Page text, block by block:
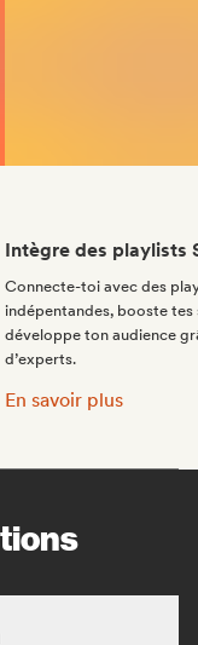
Intègre des playlists
Connecte-toi avec des
indépentandes, booste tes
développe ton audience
d’experts.
Intègre des playlists
En savoir plus